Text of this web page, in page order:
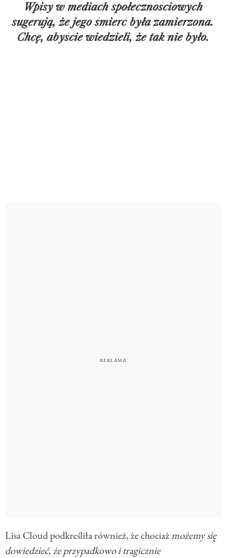
Wpisy w mediach społecznościowych
sugerują, że jego śmierć była zamierzona.
Chcę, abyście wiedzieli, że tak nie było.
Lisa Cloud podkreśliła również, że chociażmożemy się
dowiedzieć, że przypadkowo i tragicznie